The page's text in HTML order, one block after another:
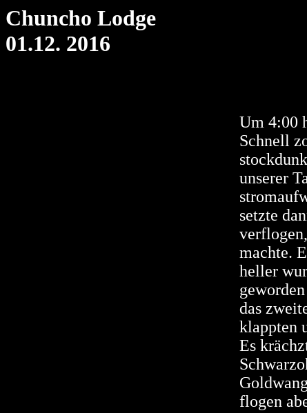
Chuncho Lodge
01.12. 2016
Um 4:00
Schnell
unserer
setzte
machte.
heller
das
klappten
Es
flogen